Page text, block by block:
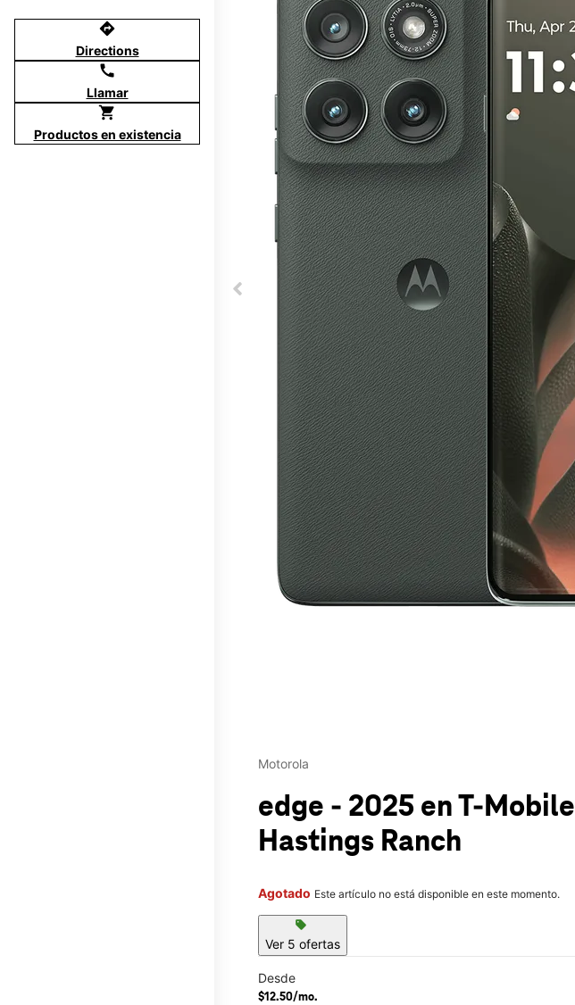
directions
Directions
call
Llamar
shopping_cart
Productos en existencia
Motorola
edge - 2025 en T-Mobile
Hastings Ranch
Agotado Este artículo no está disponible en este momento.
sell
Ver 5 ofertas
Desde
$12.50/mo.